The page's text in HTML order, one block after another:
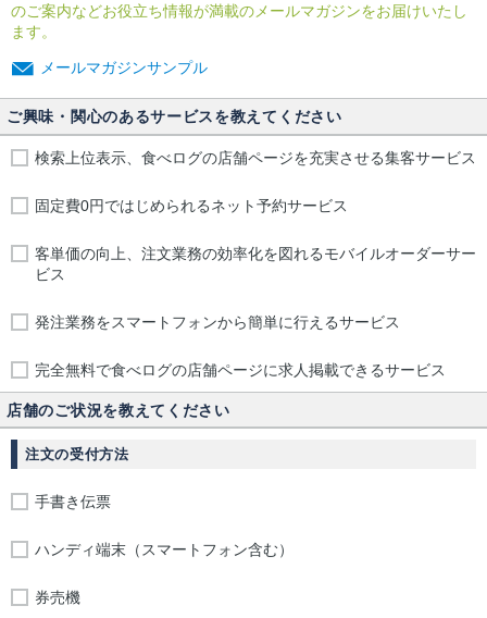
のご案内などお役立ち情報が満載のメールマガジンをお届けいたし
ます。
メールマガジンサンプル
ご興味・関心のあるサービスを教えてください
検索上位表示、食べログの店舗ページを充実させる集客サービス
固定費0円ではじめられるネット予約サービス
客単価の向上、注文業務の効率化を図れるモバイルオーダーサー
ビス
発注業務をスマートフォンから簡単に行えるサービス
完全無料で食べログの店舗ページに求人掲載できるサービス
店舗のご状況を教えてください
注文の受付方法
手書き伝票
ハンディ端末（スマートフォン含む）
券売機